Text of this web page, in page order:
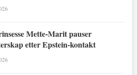
Mette-Marit pauser
etter Epstein-kontakt